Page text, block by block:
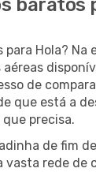
baratos
Hola?
de
que está a
precisa.
de fim
vasta rede